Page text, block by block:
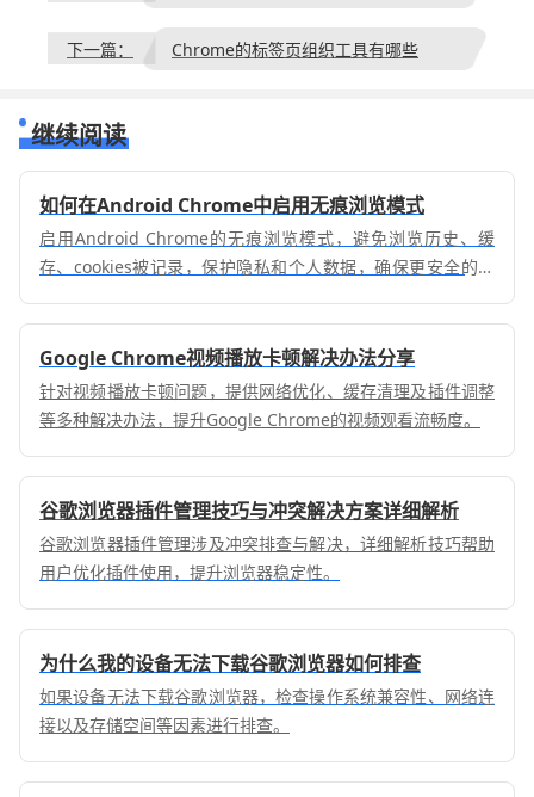
下一篇： Chrome的标签页组织工具有哪些
继续阅读
如何在Android Chrome中启用无痕浏览模式
启用Android Chrome的无痕浏览模式，避免浏览历史、缓
存、cookies被记录，保护隐私和个人数据，确保更安全的浏
Google Chrome视频播放卡顿解决办法分享
针对视频播放卡顿问题，提供网络优化、缓存清理及插件调整
等多种解决办法，提升Google Chrome的视频观看流畅度。
谷歌浏览器插件管理技巧与冲突解决方案详细解析
谷歌浏览器插件管理涉及冲突排查与解决，详细解析技巧帮助
用户优化插件使用，提升浏览器稳定性。
为什么我的设备无法下载谷歌浏览器如何排查
如果设备无法下载谷歌浏览器，检查操作系统兼容性、网络连
接以及存储空间等因素进行排查。